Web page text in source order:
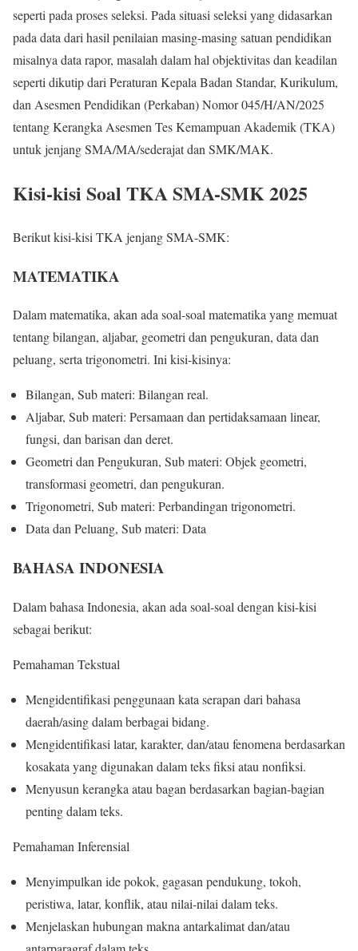
seperti pada proses seleksi. Pada situasi seleksi yang didasarkan
pada data dari hasil penilaian masing-masing satuan pendidikan
misalnya data rapor, masalah dalam hal objektivitas dan keadilan
seperti dikutip dari Peraturan Kepala Badan Standar, Kurikulum,
dan Asesmen Pendidikan (Perkaban) Nomor 045/H/AN/2025
tentang Kerangka Asesmen Tes Kemampuan Akademik (TKA)
untuk jenjang SMA/MA/sederajat dan SMK/MAK.
Kisi-kisi Soal TKA SMA-SMK 2025
Berikut kisi-kisi TKA jenjang SMA-SMK:
MATEMATIKA
Dalam matematika, akan ada soal-soal matematika yang memuat
tentang bilangan, aljabar, geometri dan pengukuran, data dan
peluang, serta trigonometri. Ini kisi-kisinya:
Bilangan, Sub materi: Bilangan real.
Aljabar, Sub materi: Persamaan dan pertidaksamaan linear,
fungsi, dan barisan dan deret.
Geometri dan Pengukuran, Sub materi: Objek geometri,
transformasi geometri, dan pengukuran.
Trigonometri, Sub materi: Perbandingan trigonometri.
Data dan Peluang, Sub materi: Data
BAHASA INDONESIA
Dalam bahasa Indonesia, akan ada soal-soal dengan kisi-kisi
sebagai berikut:
Pemahaman Tekstual
Mengidentifikasi penggunaan kata serapan dari bahasa
daerah/asing dalam berbagai bidang.
Mengidentifikasi latar, karakter, dan/atau fenomena berdasarkan
kosakata yang digunakan dalam teks fiksi atau nonfiksi.
Menyusun kerangka atau bagan berdasarkan bagian-bagian
penting dalam teks.
Pemahaman Inferensial
Menyimpulkan ide pokok, gagasan pendukung, tokoh,
peristiwa, latar, konflik, atau nilai-nilai dalam teks.
Menjelaskan hubungan makna antarkalimat dan/atau